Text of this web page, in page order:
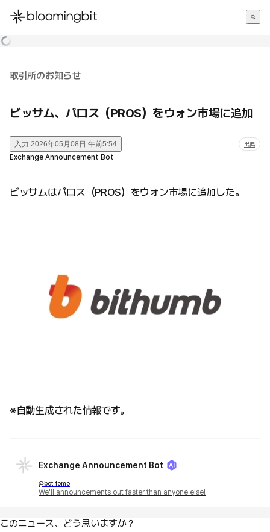
한국어
取引所のお知らせ
ビッサム、パロス（PROS）をウォン市場に追加
入力 2026年05月08日 午前5:54 出典
Exchange Announcement Bot
ビッサムはパロス（PROS）をウォン市場に追加した。
※自動生成された情報です。
Exchange Announcement Bot
@bot_fomo
We'll announcements out faster than anyone else!
このニュース、どう思いますか？